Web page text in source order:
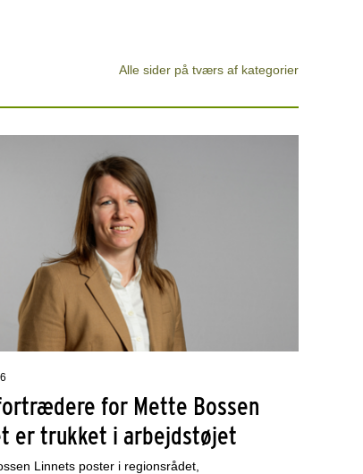
Alle sider på tværs af kategorier
for Mette Bossen
er trukket i arbejdstøjet
Linnets poster i regionsrådet,